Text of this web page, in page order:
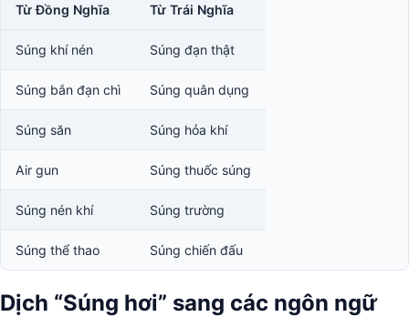
Từ Đồng Nghĩa Từ Trái Nghĩa
Súng khí nén Súng đạn thật
Súng bắn đạn chì Súng quân dụng
Súng săn Súng hỏa khí
Air gun Súng thuốc súng
Súng nén khí Súng trường
Súng thể thao Súng chiến đấu
Dịch “Súng hơi” sang các ngôn ngữ